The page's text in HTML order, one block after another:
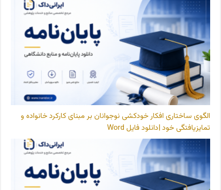
الگوی ساختاری افکار خودکشی نوجوانان بر مبنای کارکرد خانواده و
تمایزیافتگی خود |دانلود فایل Word